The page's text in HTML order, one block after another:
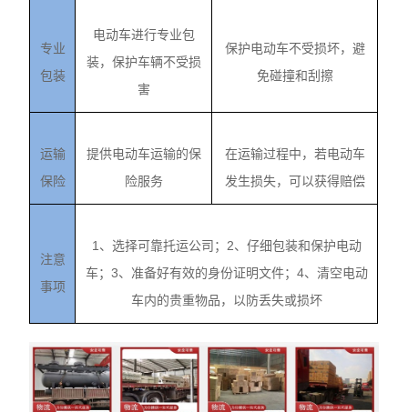
专业
包装
电动车进行专业包
装，保护车辆不受损
害
保护电动车不受损坏，避
免碰撞和刮擦
运输
保险
提供电动车运输的保
险服务
在运输过程中，若电动车
发生损失，可以获得赔偿
注意
事项
1、选择可靠托运公司；2、仔细包装和保护电动
车；3、准备好有效的身份证明文件；4、清空电动
车内的贵重物品，以防丢失或损坏